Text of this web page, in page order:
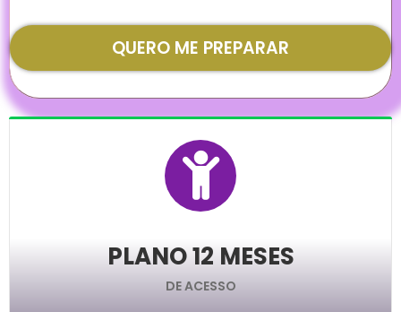
QUERO ME PREPARAR
PLANO 12 MESES
DE ACESSO